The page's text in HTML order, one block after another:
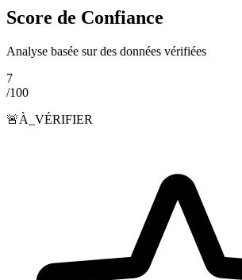
Score de Confiance
Analyse basée sur des données vérifiées
7
/100
🚨À_VÉRIFIER